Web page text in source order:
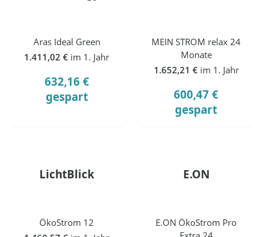
Aras Ideal Green
1.411,02 € im 1. Jahr
632,16 €
gespart
MEIN STROM relax 24
Monate
1.652,21 € im 1. Jahr
600,47 €
gespart
LichtBlick
ÖkoStrom 12
E.ON
E.ON ÖkoStrom Pro